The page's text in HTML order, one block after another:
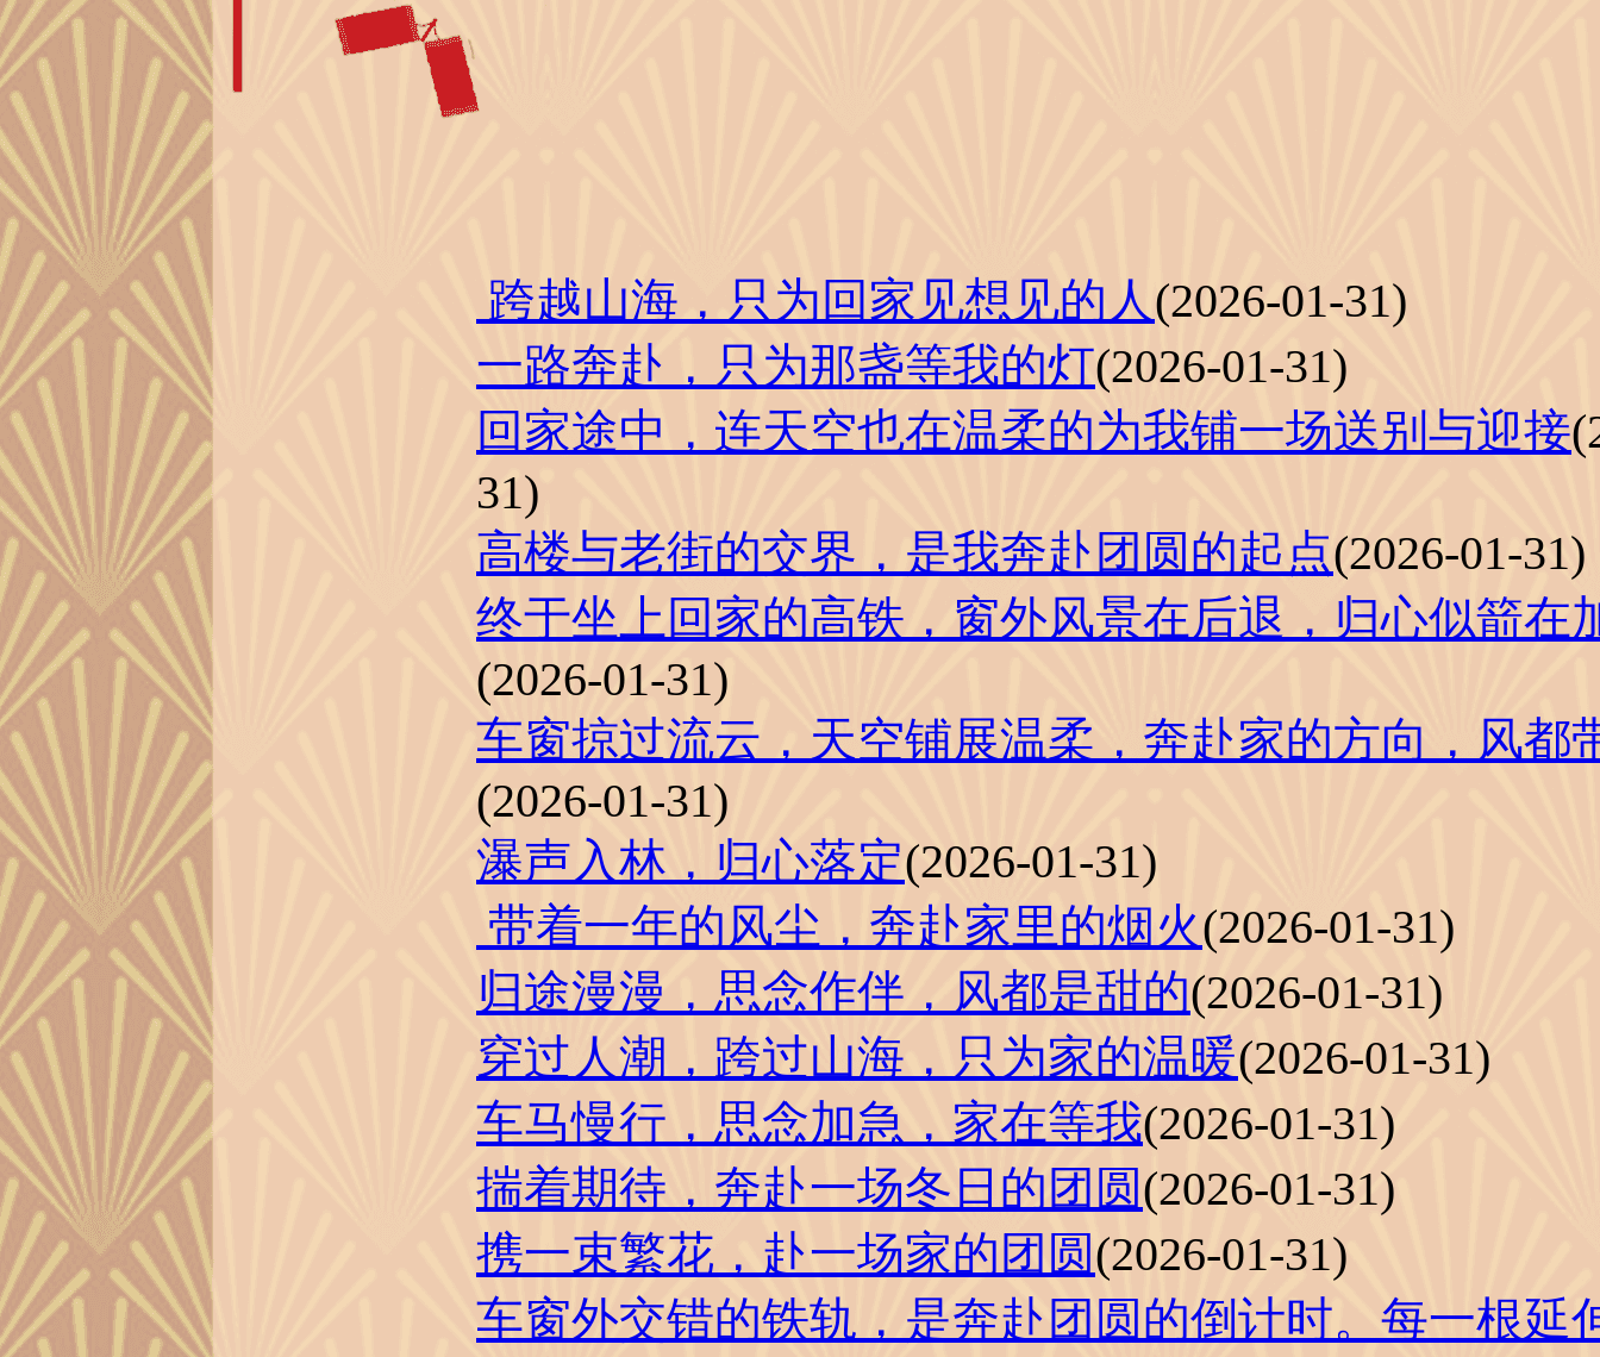
跨越山海，只为回家见想见的人(2026-01-31)
​一路奔赴，只为那盏等我的灯(2026-01-31)
回家途中，连天空也在温柔的为我铺一场送别与迎接
31)
高楼与老街的交界，是我奔赴团圆的起点(2026-01-31)
终于坐上回家的高铁，窗外风景在后退，归心似箭在
(2026-01-31)
车窗掠过流云，天空铺展温柔，奔赴家的方向，风都
(2026-01-31)
瀑声入林，归心落定(2026-01-31)
带着一年的风尘，奔赴家里的烟火(2026-01-31)
归途漫漫，思念作伴，风都是甜的(2026-01-31)
穿过人潮，跨过山海，只为家的温暖(2026-01-31)
车马慢行，思念加急，家在等我(2026-01-31)
揣着期待，奔赴一场冬日的团圆(2026-01-31)
携一束繁花，赴一场家的团圆(2026-01-31)
车窗外交错的铁轨，是奔赴团圆的倒计时。每一根延